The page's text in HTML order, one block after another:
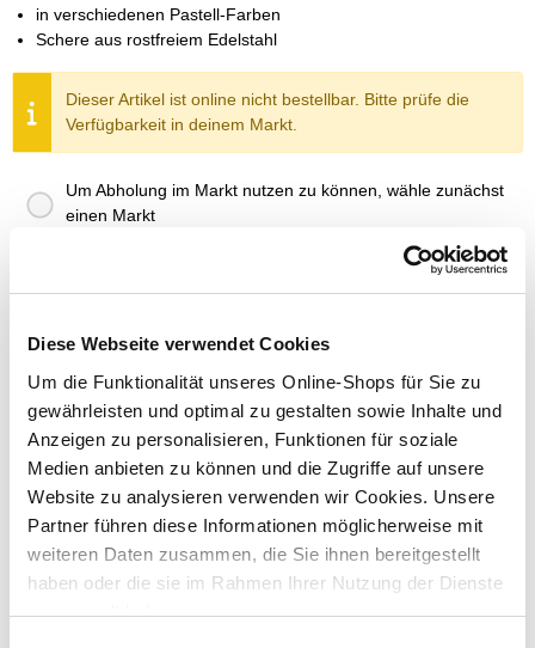
Diese Webseite verwendet Cookies
Um die Funktionalität unseres Online-Shops für Sie zu
gewährleisten und optimal zu gestalten sowie Inhalte und
Anzeigen zu personalisieren, Funktionen für soziale
Medien anbieten zu können und die Zugriffe auf unsere
Website zu analysieren verwenden wir Cookies. Unsere
Partner führen diese Informationen möglicherweise mit
weiteren Daten zusammen, die Sie ihnen bereitgestellt
haben oder die sie im Rahmen Ihrer Nutzung der Dienste
gesammelt haben.
in verschiedenen Pastell-Farben
Schere aus rostfreiem Edelstahl
Dieser Artikel ist online nicht bestellbar. Bitte prüfe die
Verfügbarkeit in deinem Markt.
Um Abholung im Markt nutzen zu können, wähle zunächst
einen Markt
Merken
ZUBEHÖR UND PASSENDE ARTIKEL:
Exklusiv nur online!